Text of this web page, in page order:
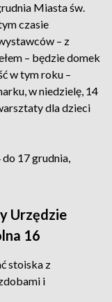
Miasta św.
czasie
– z
– będzie domek
w tym roku –
w niedzielę, 14
dla dzieci
17 grudnia,
Urzędzie
16
stoiska z
i